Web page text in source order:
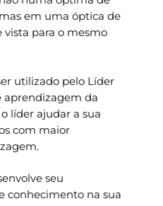
em uma óptica de
vista para o mesmo
utilizado pelo Líder
aprendizagem da
líder ajudar a sua
com maior
seu
conhecimento na sua